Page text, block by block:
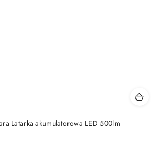
Latarka akumulatorowa LED 500lm